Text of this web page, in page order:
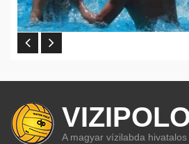
A magyar vízilabda